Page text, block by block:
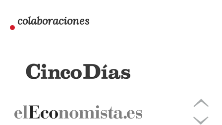
colaboraciones